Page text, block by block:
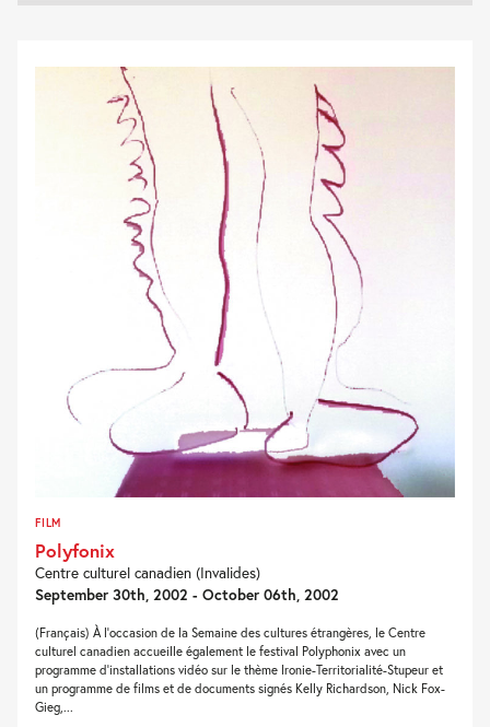
FILM
Polyfonix
Centre culturel canadien (Invalides)
September 30th, 2002 - October 06th, 2002
(Français) À l'occasion de la Semaine des cultures étrangères, le Centre
culturel canadien accueille également le festival Polyphonix avec un
programme d'installations vidéo sur le thème Ironie-Territorialité-Stupeur et
un programme de films et de documents signés Kelly Richardson, Nick Fox-
Gieg,...